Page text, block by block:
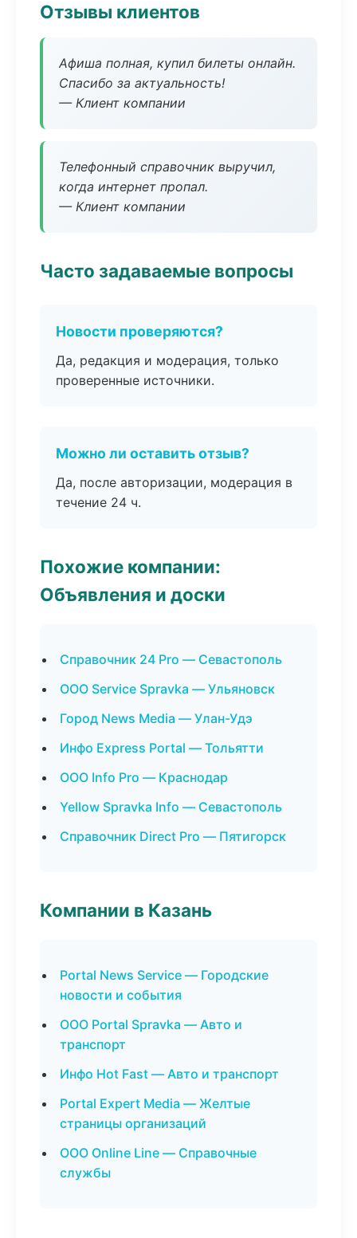
Отзывы клиентов
Афиша полная, купил билеты онлайн.
Спасибо за актуальность!
— Клиент компании
Телефонный справочник выручил,
когда интернет пропал.
— Клиент компании
Часто задаваемые вопросы
Новости проверяются?
Да, редакция и модерация, только
проверенные источники.
Можно ли оставить отзыв?
Да, после авторизации, модерация в
течение 24 ч.
Похожие компании:
Объявления и доски
Справочник 24 Pro — Севастополь
ООО Service Spravka — Ульяновск
Город News Media — Улан-Удэ
Инфо Express Portal — Тольятти
ООО Info Pro — Краснодар
Yellow Spravka Info — Севастополь
Справочник Direct Pro — Пятигорск
Компании в Казань
Portal News Service — Городские
новости и события
ООО Portal Spravka — Авто и
транспорт
Инфо Hot Fast — Авто и транспорт
Portal Expert Media — Желтые
страницы организаций
ООО Online Line — Справочные
службы